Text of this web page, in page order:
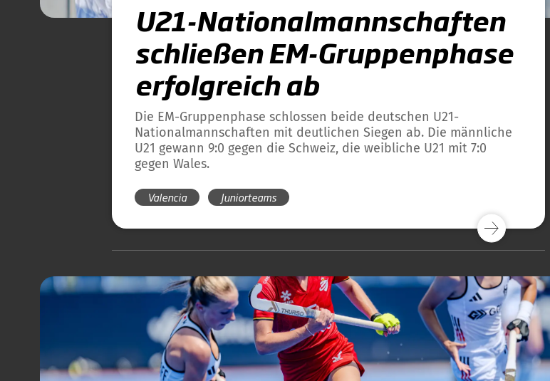
U21-Nationalmannschaften
schließen EM-Gruppenphase
erfolgreich ab
Die EM-Gruppenphase schlossen beide deutschen U21-
Nationalmannschaften mit deutlichen Siegen ab. Die männliche
U21 gewann 9:0 gegen die Schweiz, die weibliche U21 mit 7:0
gegen Wales.
Valencia Juniorteams